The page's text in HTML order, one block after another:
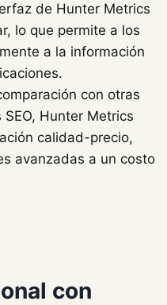
de Hunter Metrics
lo que permite a los
a la información
con otras
Hunter Metrics
calidad-precio,
avanzadas a un costo
con